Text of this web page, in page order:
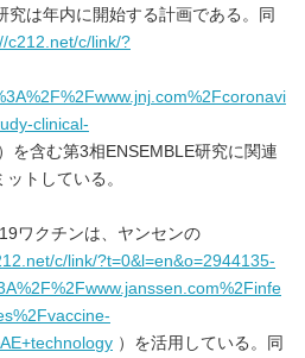
究は年内に開始する計画である。同
c212.net/c/link/?
clinical-
）を含む第3相ENSEMBLE研究に関連
トしている。
ワクチンは、ヤンセンの
c/link/?t=0&l=en&o=2944135-
）を活用している。同